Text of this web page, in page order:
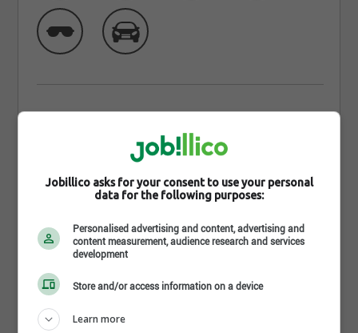
Qui sommes-nous
Urbex Construction est une entreprise spécialisée
dans l’aménagement extérieur de parc municipaux
et dans l'exécution de travaux en génie civil. Le
territoire desservi par l’entreprise et le grand
Montréal Laval et nos clients ciblés sont dans les
secteurs suivants: Municipal, Institutionnel,
Commercial, Commissions scolaires et MTQ.
Nos principales activités: Entrepreneur général
Jobillico asks for your consent to use your personal
data for the following purposes:
Personalised advertising and content, advertising and
content measurement, audience research and services
development
Store and/or access information on a device
Learn more